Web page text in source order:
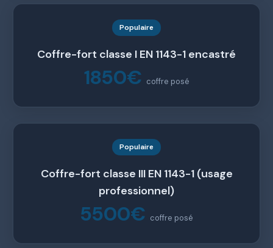
Populaire
Coffre-fort classe I EN 1143-1 encastré
1850€ coffre posé
Populaire
Coffre-fort classe III EN 1143-1 (usage
professionnel)
5500€ coffre posé